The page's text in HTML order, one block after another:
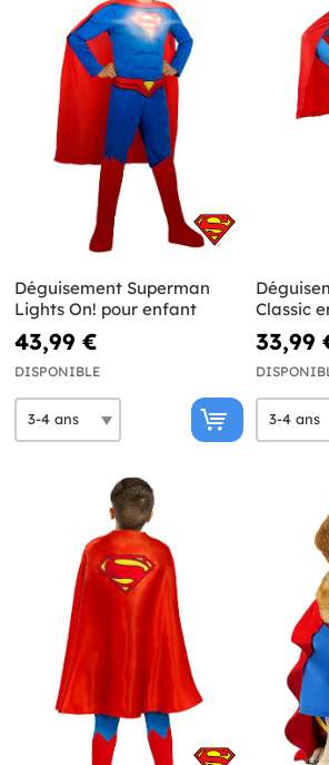
Déguisement Superman
Lights On! pour enfant
43,99 €
DISPONIBLE
Classic
33,99